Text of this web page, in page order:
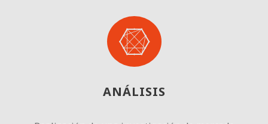
ANÁLISIS